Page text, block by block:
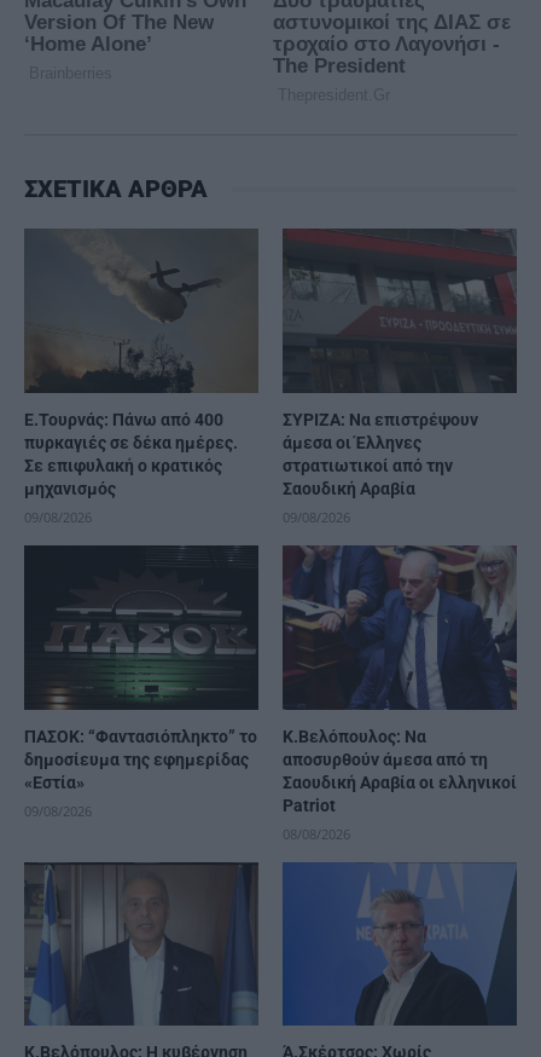
ΣΧΕΤΙΚΑ ΑΡΘΡΑ
Ε.Τουρνάς: Πάνω από 400
πυρκαγιές σε δέκα ημέρες.
Σε επιφυλακή ο κρατικός
μηχανισμός
09/08/2026
ΣΥΡΙΖΑ: Να επιστρέψουν
άμεσα οι Έλληνες
στρατιωτικοί από την
Σαουδική Αραβία
09/08/2026
ΠΑΣΟΚ: “Φαντασιόπληκτο” το
δημοσίευμα της εφημερίδας
«Εστία»
09/08/2026
Κ.Βελόπουλος: Να
αποσυρθούν άμεσα από τη
Σαουδική Αραβία οι ελληνικοί
Patriot
08/08/2026
Κ.Βελόπουλος: Η κυβέρνηση
Ά.Σκέρτσος: Χωρίς